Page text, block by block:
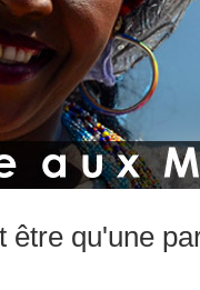
être qu'une